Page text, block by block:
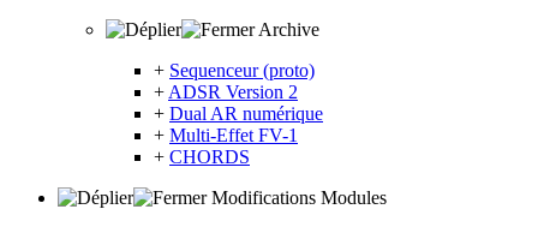
Archive
+ Sequenceur (proto)
+ ADSR Version 2
+ Dual AR numérique
+ Multi-Effet FV-1
+ CHORDS
Modifications Modules